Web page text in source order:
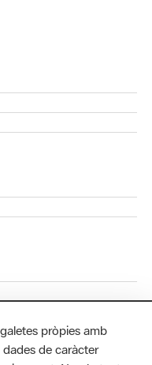
pròpies amb
de caràcter